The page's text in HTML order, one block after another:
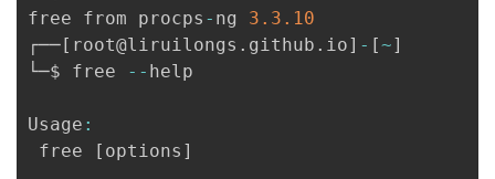
free from procps - ng 3.3 .10
┌──[ root@liruilongs . github . io] - [~]
└─$ free
-- help
Usage :
free
[ options ]